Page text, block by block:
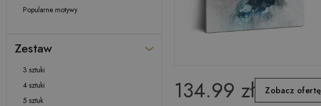
Popularne motywy
Zestaw
3 sztuki
4 sztuki
5 sztuk
134.99 zł Zobacz ofertę